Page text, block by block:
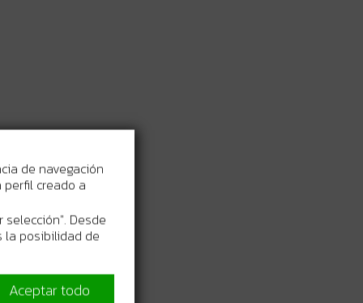
de navegación
creado a
Desde
la posibilidad de
Aceptar todo